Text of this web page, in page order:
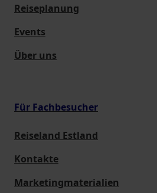
Reiseplanung
Events
Über uns
Für Fachbesucher
Reiseland Estland
Kontakte
Marketingmaterialien